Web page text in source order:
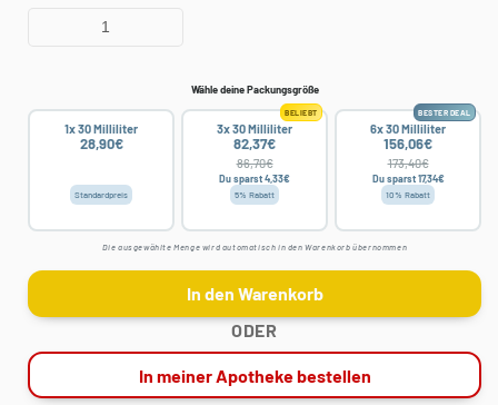
Wähle deine Packungsgröße
1x 30 Milliliter
28,90€
Standardpreis
BELIEBT
3x 30 Milliliter
82,37€
86,70€
Du sparst 4,33€
5% Rabatt
BESTER DEAL
6x 30 Milliliter
156,06€
173,40€
Du sparst 17,34€
10% Rabatt
Die ausgewählte Menge wird automatisch in den Warenkorb übernommen
In den Warenkorb
ODER
In meiner Apotheke bestellen